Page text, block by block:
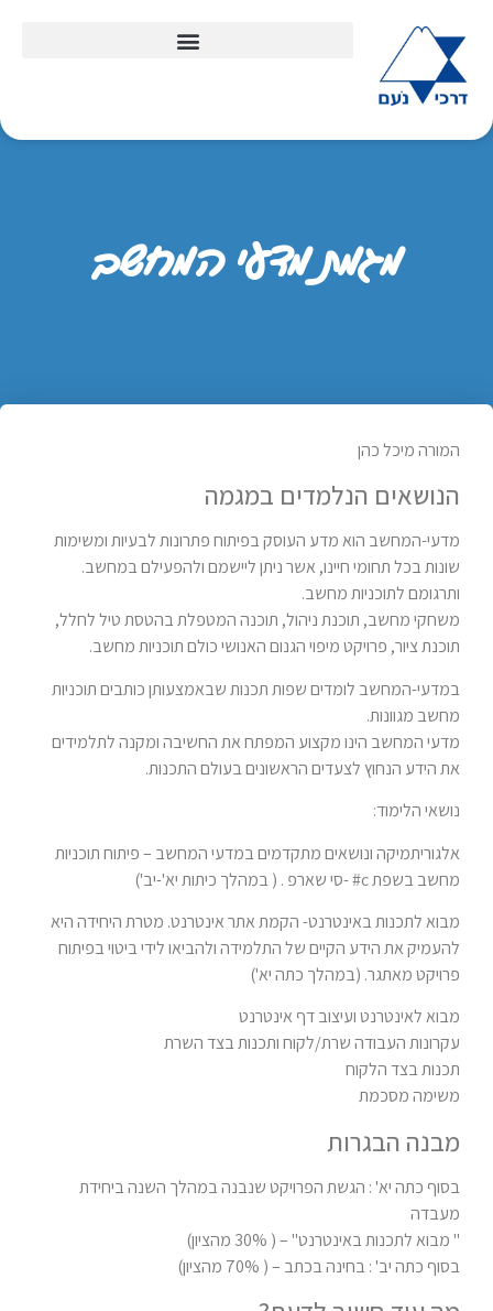
מגמת מדעי המחשב
המורה מיכל כהן
הנושאים הנלמדים במגמה
מדעי-המחשב הוא מדע העוסק בפיתוח פתרונות לבעיות ומשימות
שונות בכל תחומי חיינו, אשר ניתן ליישמם ולהפעילם במחשב.
ותרגומם לתוכניות מחשב.
משחקי מחשב, תוכנת ניהול, תוכנה המטפלת בהטסת טיל לחלל,
תוכנת ציור, פרויקט מיפוי הגנום האנושי כולם תוכניות מחשב.
במדעי-המחשב לומדים שפות תכנות שבאמצעותן כותבים תוכניות
מחשב מגוונות.
מדעי המחשב הינו מקצוע המפתח את החשיבה ומקנה לתלמידים
את הידע הנחוץ לצעדים הראשונים בעולם התכנות.
נושאי הלימוד:
אלגוריתמיקה ונושאים מתקדמים במדעי המחשב – פיתוח תוכניות
מחשב בשפת c# -סי שארפ . ( במהלך כיתות יא'-יב')
מבוא לתכנות באינטרנט- הקמת אתר אינטרנט. מטרת היחידה היא
להעמיק את הידע הקיים של התלמידה ולהביאו לידי ביטוי בפיתוח
פרויקט מאתגר. (במהלך כתה יא')
מבוא לאינטרנט ועיצוב דף אינטרנט
עקרונות העבודה שרת/לקוח ותכנות בצד השרת
תכנות בצד הלקוח
משימה מסכמת
מבנה הבגרות
בסוף כתה יא' : הגשת הפרויקט שנבנה במהלך השנה ביחידת
מעבדה
" מבוא לתכנות באינטרנט" – ( 30% מהציון)
בסוף כתה יב' : בחינה בכתב – ( 70% מהציון)